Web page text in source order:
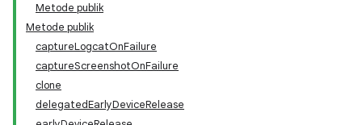
Metode publik
Metode publik
captureLogcatOnFailure
captureScreenshotOnFailure
clone
delegatedEarlyDeviceRelease